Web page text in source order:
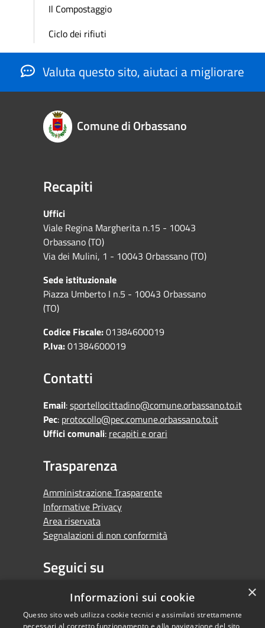
Il Compostaggio
Ciclo dei rifiuti
Valuta questo sito, aiutaci a migliorare
Comune di Orbassano
Recapiti
Uffici
Viale Regina Margherita n.15 - 10043
Orbassano (TO)
Via dei Mulini, 1 - 10043 Orbassano (TO)
Sede istituzionale
Piazza Umberto I n.5 - 10043 Orbassano
(TO)
Codice Fiscale:01384600019
P.Iva:01384600019
Contatti
Email:sportellocittadino@comune.orbassano.to.it
Pec: protocollo@pec.comune.orbassano.to.it
Uffici comunali: recapiti e orari
Trasparenza
Amministrazione Trasparente
Informative Privacy
Area riservata
Segnalazioni di non conformità
Seguici su
FacebookYoutubeWhatsapp ×
Informazioni sui cookie
Questo sito web utilizza cookie tecnici e assimilati strettamente
necessari al corretto funzionamento e alla navigazione del sito,